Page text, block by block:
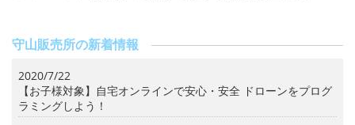
守山販売所の新着情報
2020/7/22
【お子様対象】自宅オンラインで安心・安全 ドローンをプログ
ラミングしよう！